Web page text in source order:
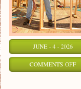
JUNE - 4 - 2026
COMMENTS OFFON